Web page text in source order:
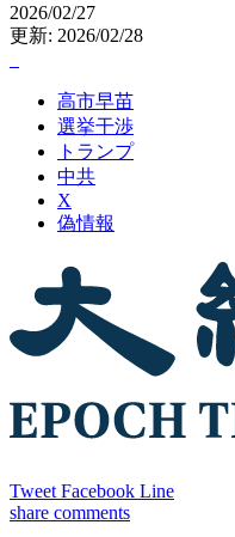
2026/02/27
更新: 2026/02/28
高市早苗
選挙干渉
トランプ
中共
X
偽情報
Tweet Facebook Line
share comments